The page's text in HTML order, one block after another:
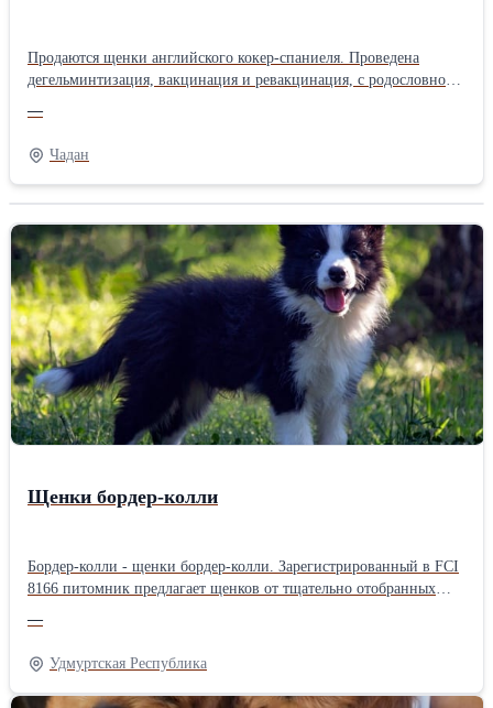
Продаются щенки английского кокер-спаниеля. Проведена
дегельминтизация, вакцинация и ревакцинация, с родословной.
Сербия
—
Чадан
Щенки бордер-колли
Бордер-колли - щенки бордер-колли. Зарегистрированный в FCI
8166 питомник предлагает щенков от тщательно отобранных
инфекционных заболевания, а также другие необходимые
проверки здоровья. Наши собаки происходят из лучших
питомников мира: Clan-Abby, Bayshore, Nahrof, Maghera... они
отличаются высоким интеллектом, уравновешенным
—
Удмуртская Республика